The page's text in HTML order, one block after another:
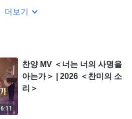
더보기
6:11
찬양 MV ＜너는 너의 사명을
아는가＞ | 2026 ＜찬미의 소
리＞